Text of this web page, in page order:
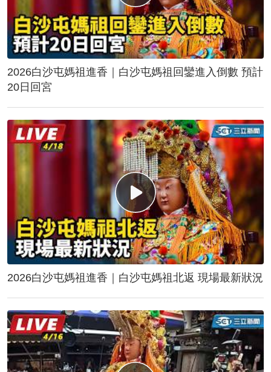
2026白沙屯媽祖進香｜白沙屯媽祖回鑾進入倒數 預計
20日回宮
2026白沙屯媽祖進香｜白沙屯媽祖北返 現場最新狀況